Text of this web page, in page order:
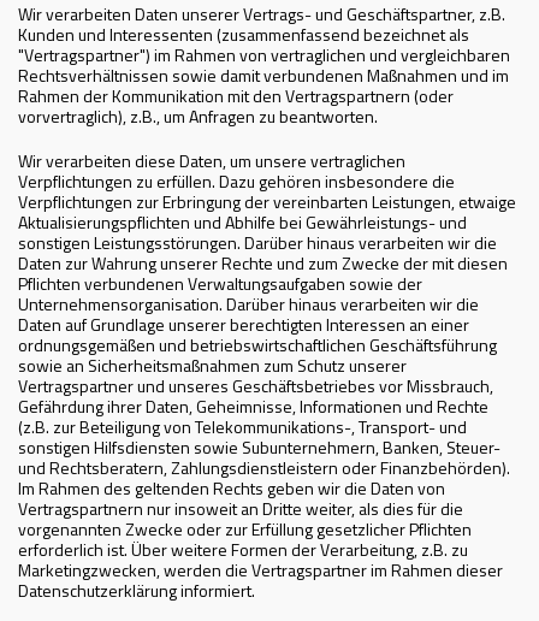
Wir verarbeiten Daten unserer Vertrags- und Geschäftspartner, z.B.
Kunden und Interessenten (zusammenfassend bezeichnet als
"Vertragspartner") im Rahmen von vertraglichen und vergleichbaren
Rechtsverhältnissen sowie damit verbundenen Maßnahmen und im
Rahmen der Kommunikation mit den Vertragspartnern (oder
vorvertraglich), z.B., um Anfragen zu beantworten.
Wir verarbeiten diese Daten, um unsere vertraglichen
Verpflichtungen zu erfüllen. Dazu gehören insbesondere die
Verpflichtungen zur Erbringung der vereinbarten Leistungen, etwaige
Aktualisierungspflichten und Abhilfe bei Gewährleistungs- und
sonstigen Leistungsstörungen. Darüber hinaus verarbeiten wir die
Daten zur Wahrung unserer Rechte und zum Zwecke der mit diesen
Pflichten verbundenen Verwaltungsaufgaben sowie der
Unternehmensorganisation. Darüber hinaus verarbeiten wir die
Daten auf Grundlage unserer berechtigten Interessen an einer
ordnungsgemäßen und betriebswirtschaftlichen Geschäftsführung
sowie an Sicherheitsmaßnahmen zum Schutz unserer
Vertragspartner und unseres Geschäftsbetriebes vor Missbrauch,
Gefährdung ihrer Daten, Geheimnisse, Informationen und Rechte
(z.B. zur Beteiligung von Telekommunikations-, Transport- und
sonstigen Hilfsdiensten sowie Subunternehmern, Banken, Steuer-
und Rechtsberatern, Zahlungsdienstleistern oder Finanzbehörden).
Im Rahmen des geltenden Rechts geben wir die Daten von
Vertragspartnern nur insoweit an Dritte weiter, als dies für die
vorgenannten Zwecke oder zur Erfüllung gesetzlicher Pflichten
erforderlich ist. Über weitere Formen der Verarbeitung, z.B. zu
Marketingzwecken, werden die Vertragspartner im Rahmen dieser
Datenschutzerklärung informiert.